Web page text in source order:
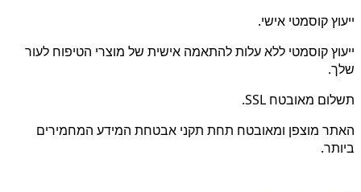
ייעוץ קוסמטי אישי.
ייעוץ קוסמטי ללא עלות להתאמה אישית של מוצרי הטיפוח לעור
שלך.
תשלום מאובטח SSL.
האתר מוצפן ומאובטח תחת תקני אבטחת המידע המחמירים
ביותר.